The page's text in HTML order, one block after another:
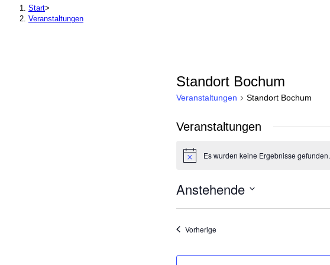
Start>
Veranstaltungen
Standort Bochum
Veranstaltungen Standort Bochum
Veranstaltungen
HinweisEs wurden keine Ergebnisse gefunden.
Anstehende
Datum
VorherigeVeranstaltungen